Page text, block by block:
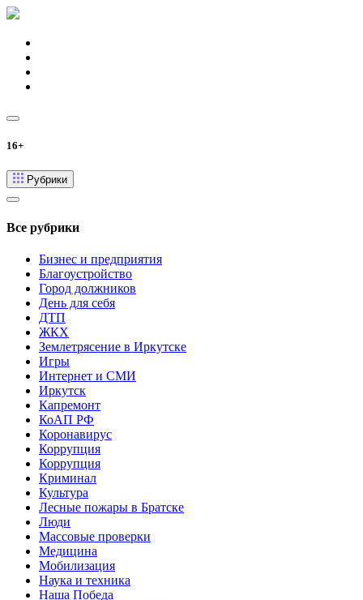
16+
Рубрики
Все рубрики
Бизнес и предприятия
Благоустройство
Город должников
День для себя
ДТП
ЖКХ
Землетрясение в Иркутске
Игры
Интернет и СМИ
Иркутск
Капремонт
КоАП РФ
Коронавирус
Коррупция
Коррупция
Криминал
Культура
Лесные пожары в Братске
Люди
Массовые проверки
Медицина
Мобилизация
Наука и техника
Наша Победа